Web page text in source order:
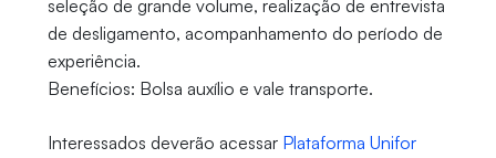
seleção de grande volume, realização de entrevista
de desligamento, acompanhamento do período de
experiência.
Benefícios: Bolsa auxílio e vale transporte.
Interessados deverão acessar Plataforma Unifor